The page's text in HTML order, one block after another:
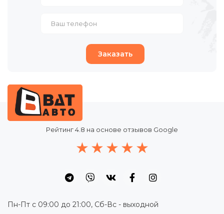
Заказать
Рейтинг4.8 на основе отзывов Google
Пн-Пт с 09:00 до 21:00, Сб-Вс - выходной